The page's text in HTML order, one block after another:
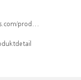
DE000WA6VYB2